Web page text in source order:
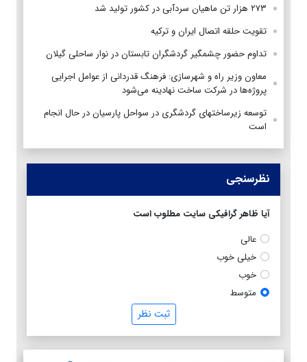
۲۷۳ هزار تن ماهیان سردآبی در کشور تولید شد
تقویت حلقه اتصال ایران و ترکیه
تداوم حضور چشمگیر گردشگران تابستان در نوار ساحلی گیلان
معاون وزیر راه و شهرسازی: فرهنگ قدردانی از عوامل اجرایی
پروژه‌ها در شرکت ساخت نهادینه می‌شود
توسعه زیرساختهای گردشگری در سواحل پارسیان در حال انجام
است
نظرسنجی
آیا ظاهر گرافیکی سایت مطلوب است
عالی
خیلی خوب
خوب
متوسط
ثبت نظر